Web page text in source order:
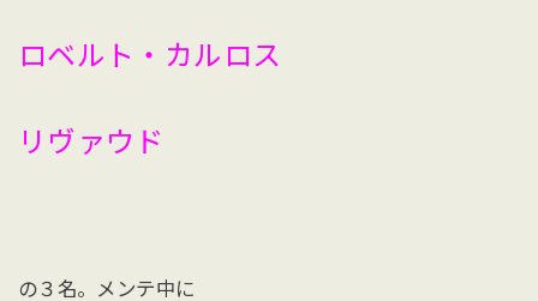
ロベルト・カルロス
リヴァウド
の３名。メンテ中に